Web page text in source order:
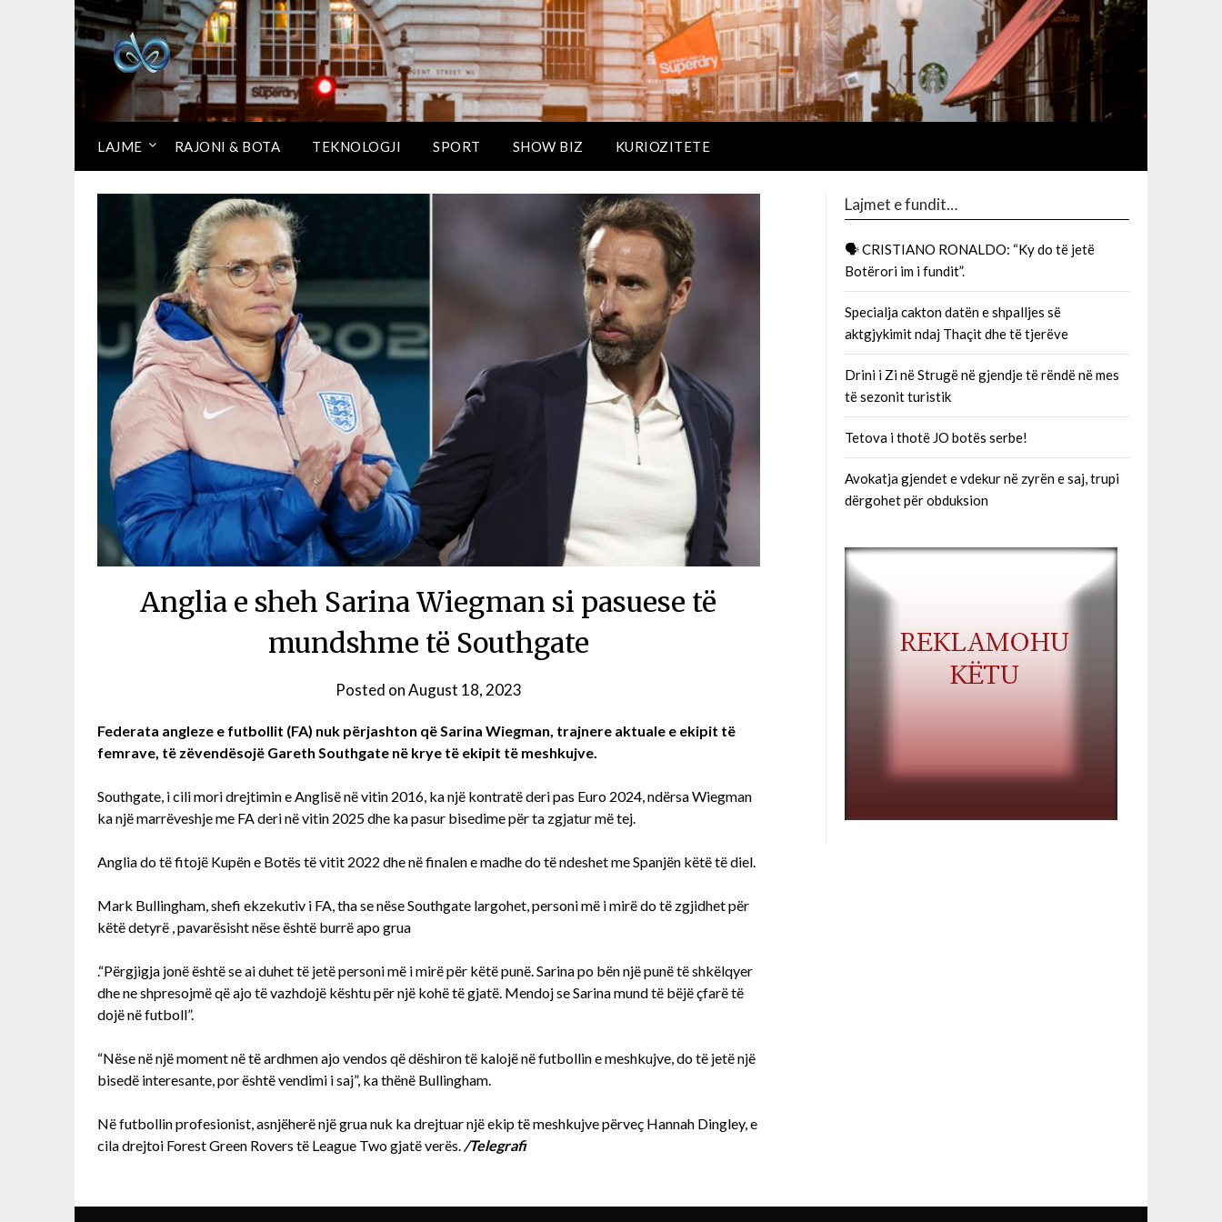
LAJME RAJONI & BOTA TEKNOLOGJI SPORT SHOW BIZ KURIOZITETE
Anglia e sheh Sarina Wiegman si pasuese të
mundshme të Southgate
Posted onAugust 18, 2023
Federata angleze e futbollit (FA) nuk përjashton që Sarina Wiegman, trajnere aktuale e ekipit të
femrave, të zëvendësojë Gareth Southgate në krye të ekipit të meshkujve.
Southgate, i cili mori drejtimin e Anglisë në vitin 2016, ka një kontratë deri pas Euro 2024, ndërsa Wiegman
ka një marrëveshje me FA deri në vitin 2025 dhe ka pasur bisedime për ta zgjatur më tej.
Anglia do të fitojë Kupën e Botës të vitit 2022 dhe në finalen e madhe do të ndeshet me Spanjën këtë të diel.
Mark Bullingham, shefi ekzekutiv i FA, tha se nëse Southgate largohet, personi më i mirë do të zgjidhet për
këtë detyrë , pavarësisht nëse është burrë apo grua
.“Përgjigja jonë është se ai duhet të jetë personi më i mirë për këtë punë. Sarina po bën një punë të shkëlqyer
dhe ne shpresojmë që ajo të vazhdojë kështu për një kohë të gjatë. Mendoj se Sarina mund të bëjë çfarë të
dojë në futboll”.
“Nëse në një moment në të ardhmen ajo vendos që dëshiron të kalojë në futbollin e meshkujve, do të jetë një
bisedë interesante, por është vendimi i saj”, ka thënë Bullingham.
Në futbollin profesionist, asnjëherë një grua nuk ka drejtuar një ekip të meshkujve përveç Hannah Dingley, e
cila drejtoi Forest Green Rovers të League Two gjatë verës. /Telegrafi
Lajmet e fundit…
🗣 CRISTIANO RONALDO: “Ky do të jetë
Botërori im i fundit”.
Specialja cakton datën e shpalljes së
aktgjykimit ndaj Thaçit dhe të tjerëve
Drini i Zi në Strugë në gjendje të rëndë në mes
të sezonit turistik
Tetova i thotë JO botës serbe!
Avokatja gjendet e vdekur në zyrën e saj, trupi
dërgohet për obduksion